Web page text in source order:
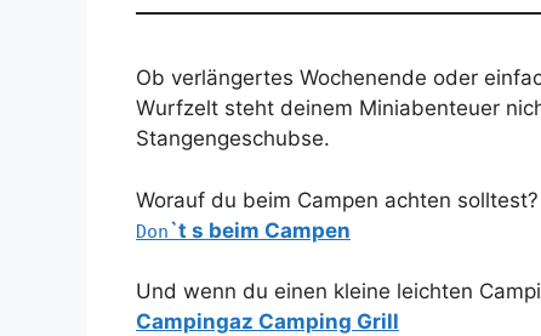
Ob verlängertes Wochenende oder
Wurfzelt steht deinem Miniabenteuer
Stangengeschubse.
Worauf du beim Campen achten
Don`t s beim Campen
Und wenn du einen kleine leichten
Campingaz Camping Grill